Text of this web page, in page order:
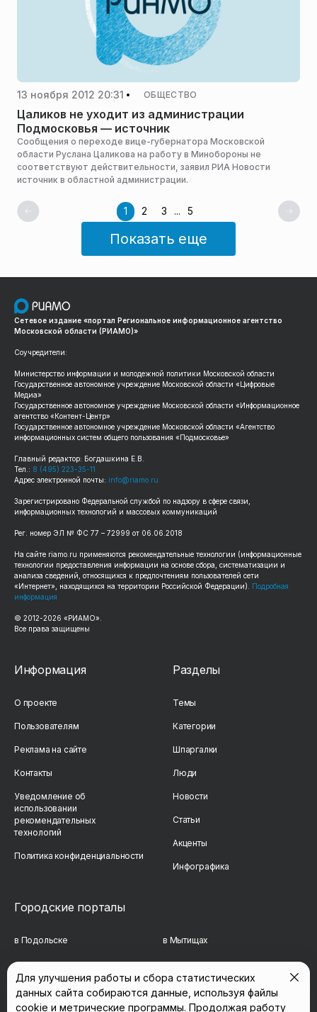
13 ноября 2012 20:31 ОБЩЕСТВО
Цаликов не уходит из администрации
Подмосковья — источник
Сообщения о переходе вице-губернатора Московской
области Руслана Цаликова на работу в Минобороны не
соответствуют действительности, заявил РИА Новости
источник в областной администрации.
1 2 3 ... 5
Показать еще
Сетевое издание «портал Региональное информационное агентство
Московской области (РИАМО)»
Соучредители:
Министерство информации и молодежной политики Московской области
Государственное автономное учреждение Московской области «Цифровые
Медиа»
Государственное автономное учреждение Московской области «Информационное
агентство «Контент-Центр»
Государственное автономное учреждение Московской области «Агентство
информационных систем общего пользования «Подмосковье»
Главный редактор: Богдашкина Е.В.
Тел.: 8 (495) 223-35-11
Адрес электронной почты: info@riamo.ru
Зарегистрировано Федеральной службой по надзору в сфере связи,
информационных технологий и массовых коммуникаций
Рег. номер ЭЛ № ФС 77 – 72999 от 06.06.2018
На сайте riamo.ru применяются рекомендательные технологии (информационные
технологии предоставления информации на основе сбора, систематизации и
анализа сведений, относящихся к предпочтениям пользователей сети
«Интернет», находящихся на территории Российской Федерации). Подробная
информация
© 2012-2026 «РИАМО».
Все права защищены
Информация
О проекте
Пользователям
Реклама на сайте
Контакты
Уведомление об
использовании
рекомендательных
технологий
Политика конфиденциальности
Разделы
Темы
Категории
Шпаргалки
Люди
Новости
Статьи
Акценты
Инфографика
Городские порталы
в Подольске в Мытищах
в Сергиевом Посаде в Люберцах
Для улучшения работы и сбора статистических
данных сайта собираются данные, используя файлы
cookie и метрические программы. Продолжая работу